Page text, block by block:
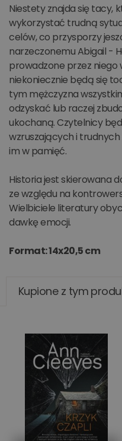
Niestety znajda się tacy,
wykorzystać trudną
celów, co przysporzy
narzeczonemu Abigail -
prowadzone przez
niekoniecznie będą się
tym mężczyzna
odzyskać lub raczej
ukochaną. Czytelnicy
wzruszających i
im w pamięć.
Historia jest skierowana
ze względu na
Wielbiciele literatury
dawkę emocji.
Format: 14x20,5 cm
Kupione z tym